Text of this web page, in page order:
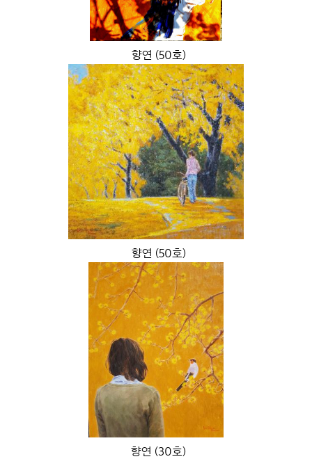
향연 (50호)
향연 (50호)
향연 (30호)